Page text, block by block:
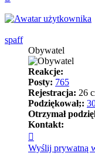
spaff
Obywatel
Reakcje:
Posty: 765
Rejestracja: 26
Podziękował;:
Otrzymał
Kontakt:
się
z
Wyślij prywatną